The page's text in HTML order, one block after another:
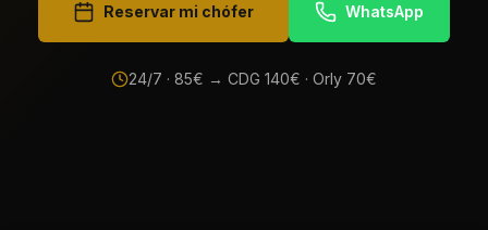
Reservar mi chófer WhatsApp
24/7 · 85€ → CDG 140€ · Orly 70€